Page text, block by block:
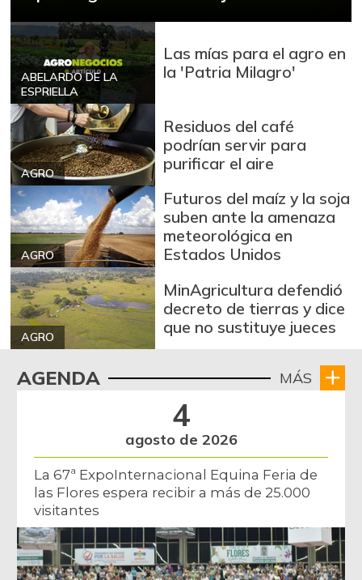
ABELARDO DE LA
ESPRIELLA
Las mías para el agro en
la 'Patria Milagro'
AGRO
Residuos del café
podrían servir para
purificar el aire
AGRO
Futuros del maíz y la soja
suben ante la amenaza
meteorológica en
Estados Unidos
AGRO
MinAgricultura defendió
decreto de tierras y dice
que no sustituye jueces
AGENDA MÁS
4
agosto de 2026
La 67ª ExpoInternacional Equina Feria de
las Flores espera recibir a más de 25.000
visitantes